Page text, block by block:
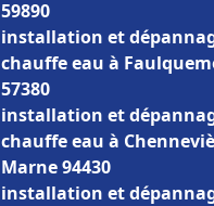
59890
installation et
chauffe eau à
57380
installation et
chauffe eau à
Marne 94430
installation et